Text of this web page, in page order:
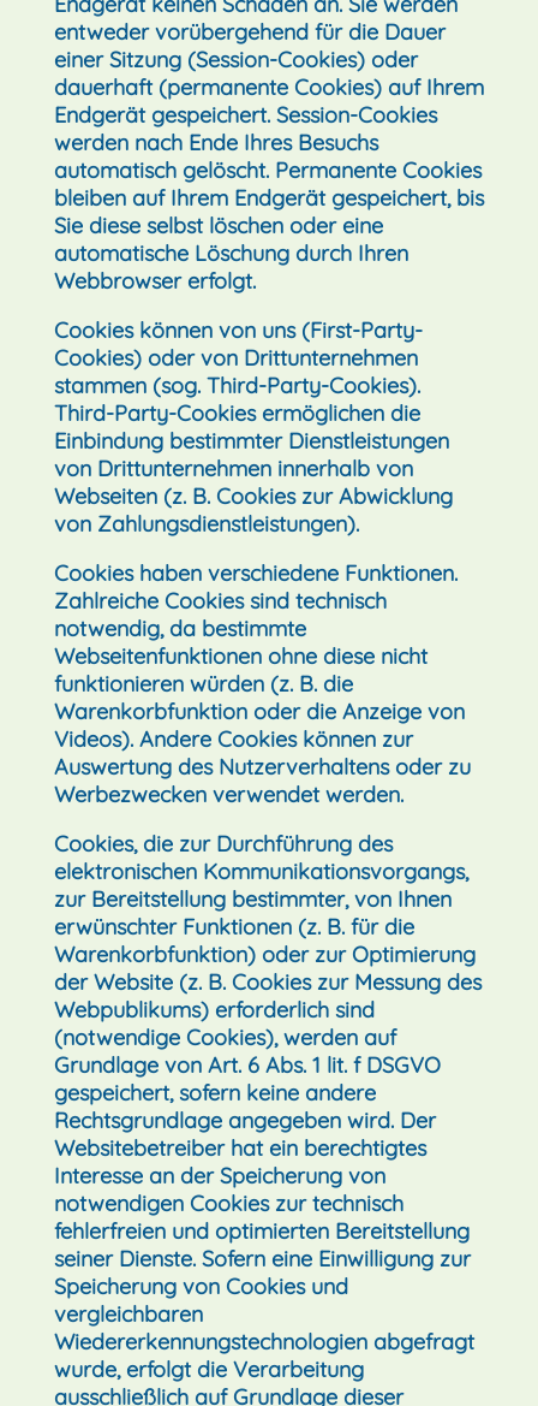
entweder vorübergehend für die Dauer
einer Sitzung (Session-Cookies) oder
dauerhaft (permanente Cookies) auf Ihrem
Endgerät gespeichert. Session-Cookies
werden nach Ende Ihres Besuchs
automatisch gelöscht. Permanente Cookies
bleiben auf Ihrem Endgerät gespeichert, bis
Sie diese selbst löschen oder eine
automatische Löschung durch Ihren
Webbrowser erfolgt.
Cookies können von uns (First-Party-
Cookies) oder von Drittunternehmen
stammen (sog. Third-Party-Cookies).
Third-Party-Cookies ermöglichen die
Einbindung bestimmter Dienstleistungen
von Drittunternehmen innerhalb von
Webseiten (z. B. Cookies zur Abwicklung
von Zahlungsdienstleistungen).
Cookies haben verschiedene Funktionen.
Zahlreiche Cookies sind technisch
notwendig, da bestimmte
Webseitenfunktionen ohne diese nicht
funktionieren würden (z. B. die
Warenkorbfunktion oder die Anzeige von
Videos). Andere Cookies können zur
Auswertung des Nutzerverhaltens oder zu
Werbezwecken verwendet werden.
Cookies, die zur Durchführung des
elektronischen Kommunikationsvorgangs,
zur Bereitstellung bestimmter, von Ihnen
erwünschter Funktionen (z. B. für die
Warenkorbfunktion) oder zur Optimierung
der Website (z. B. Cookies zur Messung des
Webpublikums) erforderlich sind
(notwendige Cookies), werden auf
Grundlage von Art. 6 Abs. 1 lit. f DSGVO
gespeichert, sofern keine andere
Rechtsgrundlage angegeben wird. Der
Websitebetreiber hat ein berechtigtes
Interesse an der Speicherung von
notwendigen Cookies zur technisch
fehlerfreien und optimierten Bereitstellung
seiner Dienste. Sofern eine Einwilligung zur
Speicherung von Cookies und
vergleichbaren
Wiedererkennungstechnologien abgefragt
wurde, erfolgt die Verarbeitung
ausschließlich auf Grundlage dieser